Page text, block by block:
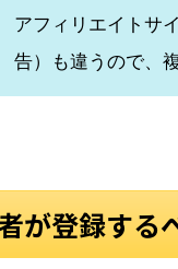
アフィリエイトサ
告）も違うので、
が登録する